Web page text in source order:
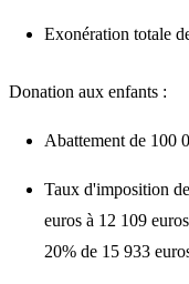
Exonération totale
Donation aux enfants :
Abattement de 100
Taux d'imposition
euros à 12 109
20% de 15 933